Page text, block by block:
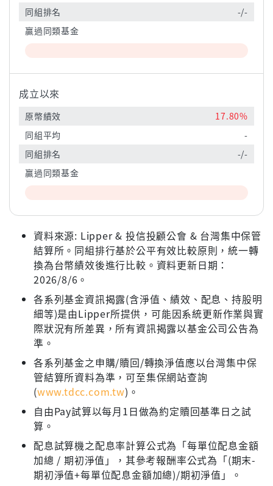
同組排名
-/-
贏過同類基金
成立以來
原幣績效
17.80%
同組平均
-
同組排名
-/-
贏過同類基金
資料來源: Lipper & 投信投顧公會 & 台灣集中保管
結算所。同組排行基於公平有效比較原則，統一轉
換為台幣績效後進行比較。資料更新日期：
2026/8/6。
各系列基金資訊揭露(含淨值、績效、配息、持股明
細等)是由Lipper所提供，可能因系統更新作業與實
際狀況有所差異，所有資訊揭露以基金公司公告為
準。
各系列基金之申購/贖回/轉換淨值應以台灣集中保
管結算所資料為準，可至集保網站查詢
(www.tdcc.com.tw)。
自由Pay試算以每月1日做為約定贖回基準日之試
算。
配息試算機之配息率計算公式為「每單位配息金額
加總 / 期初淨值」，其參考報酬率公式為「(期末-
期初淨值+每單位配息金額加總)/期初淨值」。